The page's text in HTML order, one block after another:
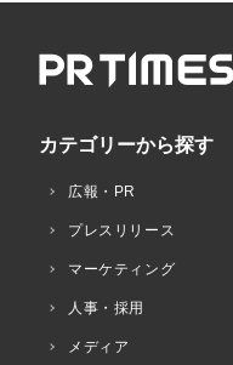
カテゴリーから探す
広報・PR
プレスリリース
マーケティング
人事・採用
メディア